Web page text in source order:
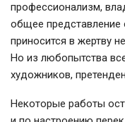
профессионализм,
общее представление
приносится в жертву
Но из любопытства
художников,
Некоторые работы